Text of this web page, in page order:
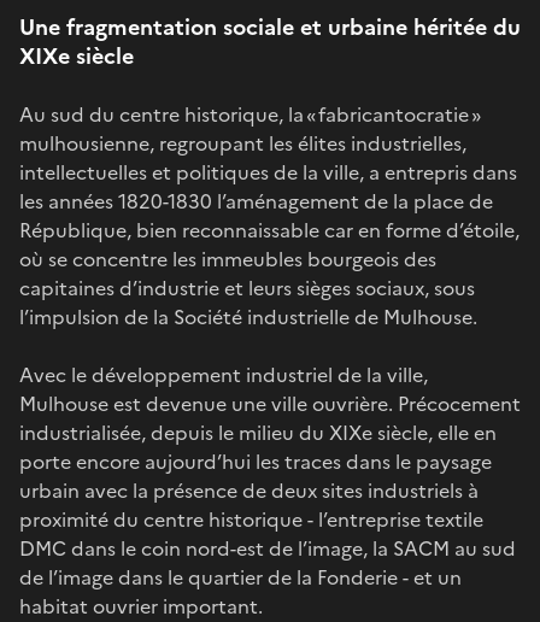
Une fragmentation sociale et urbaine héritée du
XIXe siècle
Au sud du centre historique, la « fabricantocratie »
mulhousienne, regroupant les élites industrielles,
intellectuelles et politiques de la ville, a entrepris dans
les années 1820-1830 l’aménagement de la place de
République, bien reconnaissable car en forme d’étoile,
où se concentre les immeubles bourgeois des
capitaines d’industrie et leurs sièges sociaux, sous
l’impulsion de la Société industrielle de Mulhouse.
Avec le développement industriel de la ville,
Mulhouse est devenue une ville ouvrière. Précocement
industrialisée, depuis le milieu du XIXe siècle, elle en
porte encore aujourd’hui les traces dans le paysage
urbain avec la présence de deux sites industriels à
proximité du centre historique - l’entreprise textile
DMC dans le coin nord-est de l’image, la SACM au sud
de l’image dans le quartier de la Fonderie - et un
habitat ouvrier important.